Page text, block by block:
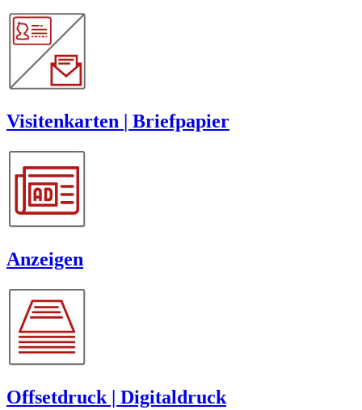
Visitenkarten Briefpapier
Anzeigen
Offsetdruck | Digitaldruck